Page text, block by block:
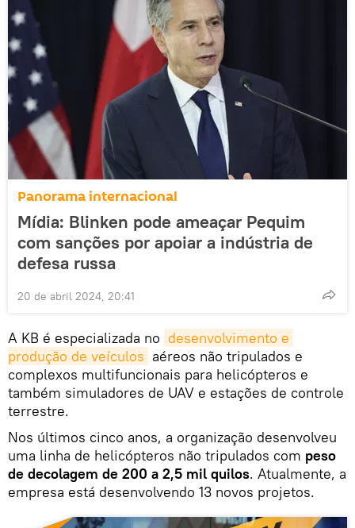
Panorama internacional
Mídia: Blinken pode ameaçar Pequim
com sanções por apoiar a indústria de
defesa russa
20 de abril 2024, 20:41
A KB é especializada no desenvolvimento e
produção de veículos aéreos não tripulados e
complexos multifuncionais para helicópteros e
também simuladores de UAV e estações de controle
terrestre.
Nos últimos cinco anos, a organização desenvolveu
uma linha de helicópteros não tripulados com peso
de decolagem de 200 a 2,5 mil quilos. Atualmente, a
empresa está desenvolvendo 13 novos projetos.